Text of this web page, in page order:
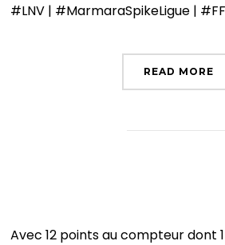
#LNV | #MarmaraSpikeLigue |
READ MORE
Avec 12 points au compteur dont